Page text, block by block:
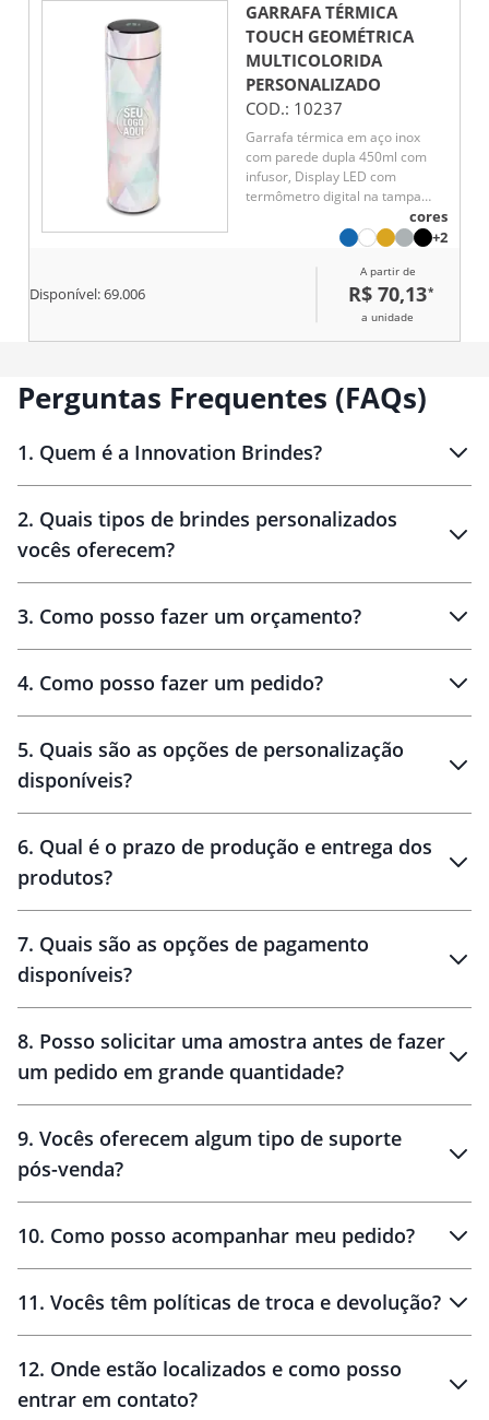
GARRAFA TÉRMICA
TOUCH GEOMÉTRICA
MULTICOLORIDA
PERSONALIZADO
COD.: 10237
Garrafa térmica em aço inox
com parede dupla 450ml com
infusor, Display LED com
termômetro digital na tampa
para indicar a temperatura do
líquido, Conserva líquido quente
cores
+2
Disponível:69.006
A partir de
R$ 70,13*
a unidade
Perguntas Frequentes (FAQs)
1. Quem é a Innovation Brindes?
Brindes personalizados
2. Quais tipos de brindes personalizados
vocês oferecem?
personalizados
3. Como posso fazer um orçamento?
brinde
personalização
4. Como posso fazer um pedido?
amostra virtual
5. Quais são as opções de personalização
disponíveis?
6. Qual é o prazo de produção e entrega dos
produtos?
10 dias
brinde
48 horas
7. Quais são as opções de pagamento
disponíveis?
8. Posso solicitar uma amostra antes de fazer
um pedido em grande quantidade?
amostras
9. Vocês oferecem algum tipo de suporte
pós-venda?
10. Como posso acompanhar meu pedido?
11. Vocês têm políticas de troca e devolução?
30 dias
12. Onde estão localizados e como posso
entrar em contato?